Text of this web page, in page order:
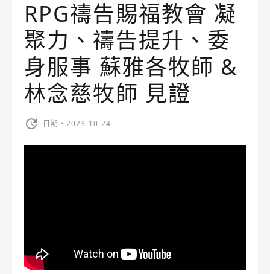
RPG禱告賜福教會 凝
聚力、禱告提升、委
身服事 蘇雅各牧師 &
林念慈牧師 見證
日期・2023-10-24